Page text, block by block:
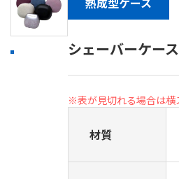
シェーバーケース
材質